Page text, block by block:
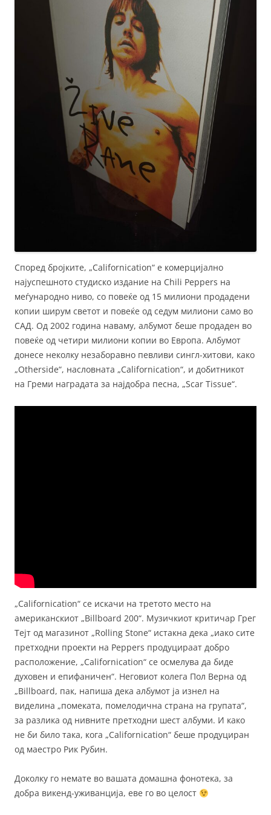
Според бројките, „Californication“ е комерцијално
најуспешното студиско издание на Chili Peppers на
меѓународно ниво, со повеќе од 15 милиони продадени
копии ширум светот и повеќе од седум милиони само во
САД. Од 2002 година наваму, албумот беше продаден во
повеќе од четири милиони копии во Европа. Албумот
донесе неколку незаборавно певливи сингл-хитови, како
„Otherside“, насловната „Californication“, и добитникот
на Греми наградата за најдобра песна, „Scar Tissue“.
„Californication“ се искачи на третото место на
американскиот „Billboard 200“. Музичкиот критичар Грег
Тејт од магазинот „Rolling Stone“ истакна дека „иако сите
претходни проекти на Peppers продуцираат добро
расположение, „Californication“ се осмелува да биде
духовен и епифаничен“. Неговиот колега Пол Верна од
„Billboard, пак, напиша дека албумот ја изнел на
виделина „помеката, помелодична страна на групата“,
за разлика од нивните претходни шест албуми. И како
не би било така, кога „Californication“ беше продуциран
од маестро Рик Рубин.
Доколку го немате во вашата домашна фонотека, за
добра викенд-уживанција, еве го во целост